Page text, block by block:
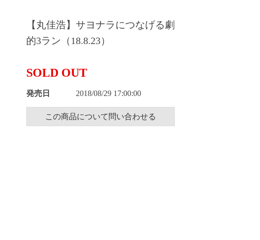
【丸佳浩】サヨナラにつなげる劇
的3ラン（18.8.23）
SOLD OUT
発売日 2018/08/29 17:00:00
この商品について問い合わせる